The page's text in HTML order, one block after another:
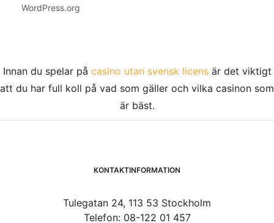
WordPress.org
Innan du spelar på casino utan svensk licensär det viktigt
att du har full koll på vad som gäller och vilka casinon som
är bäst.
KONTAKTINFORMATION
Tulegatan 24, 113 53 Stockholm
Telefon: 08-122 01 457